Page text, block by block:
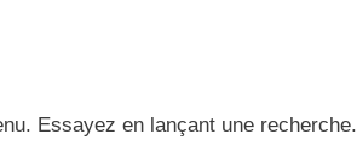
Essayez en lançant une recherche.